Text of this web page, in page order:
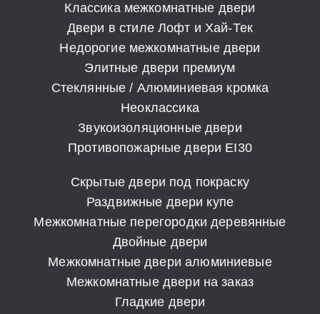
Классика межкомнатные двери
Двери в стиле Лофт и Хай-Тек
Недорогие межкомнатные двери
Элитные двери премиум
Стеклянные / Алюминиевая кромка
Неоклассика
Звукоизоляционные двери
Противопожарные двери EI30
Скрытые двери под покраску
Раздвижные двери купе
Межкомнатные перегородки деревянные
Двойные двери
Межкомнатные двери алюминиевые
Межкомнатные двери на заказ
Гладкие двери